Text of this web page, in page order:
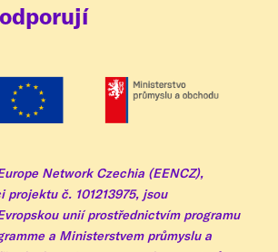
Network Czechia (EENCZ),
projektu č. 101213975, jsou
unií prostřednictvím programu
a Ministerstvem průmyslu a